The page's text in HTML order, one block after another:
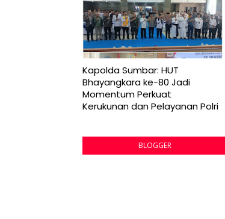
Kapolda Sumbar: HUT
Bhayangkara ke-80 Jadi
Momentum Perkuat
Kerukunan dan Pelayanan Polri
BLOGGER